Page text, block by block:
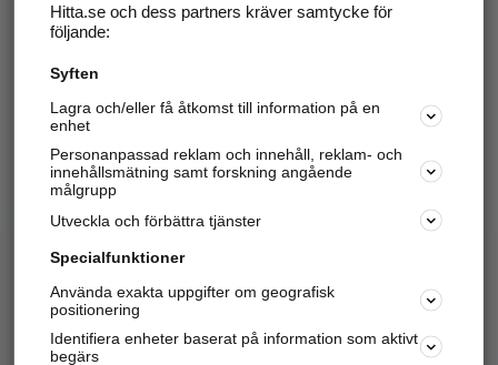
Hitta.se - Gratis nummerupplysning.
Sök företag, personer och platser.
Hitta telefonnummer, adresser, företagsinfo mm.
Marknadsför företaget
Kom igång och annonsera mot
samarbetspartners nära dig.
Hitta.se och dess partners kräver samtycke för
följande:
Syften
Lagra och/eller få åtkomst till information på en
enhet
Personanpassad reklam och innehåll, reklam- och
innehållsmätning samt forskning angående
målgrupp
Utveckla och förbättra tjänster
Specialfunktioner
Använda exakta uppgifter om geografisk
positionering
Identifiera enheter baserat på information som aktivt
begärs